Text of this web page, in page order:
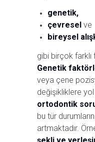
genetik,
çevresel ve
bireysel
gibi birçok
Genetik
veya çene
değişikliklere
ortodontik
bu tür
artmaktadır.